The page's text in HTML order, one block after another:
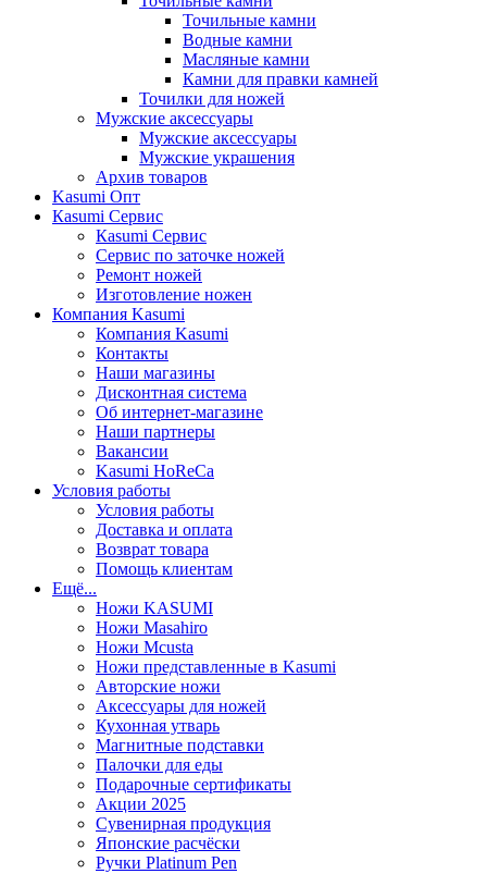
Точильные камни
Водные камни
Масляные камни
Камни для правки камней
Точилки для ножей
Мужские аксессуары
Мужские аксессуары
Мужские украшения
Архив товаров
Kasumi Опт
Кasumi Сервис
Кasumi Сервис
Сервис по заточке ножей
Ремонт ножей
Изготовление ножен
Компания Kasumi
Компания Kasumi
Контакты
Наши магазины
Дисконтная система
Об интернет-магазине
Наши партнеры
Вакансии
Kasumi HoReCa
Условия работы
Условия работы
Доставка и оплата
Возврат товара
Помощь клиентам
Ещё...
Ножи KASUMI
Ножи Masahiro
Ножи Mcusta
Ножи представленные в Kasumi
Авторские ножи
Аксессуары для ножей
Кухонная утварь
Магнитные подставки
Палочки для еды
Подарочные сертификаты
Акции 2025
Сувенирная продукция
Японские расчёски
Ручки Platinum Pen